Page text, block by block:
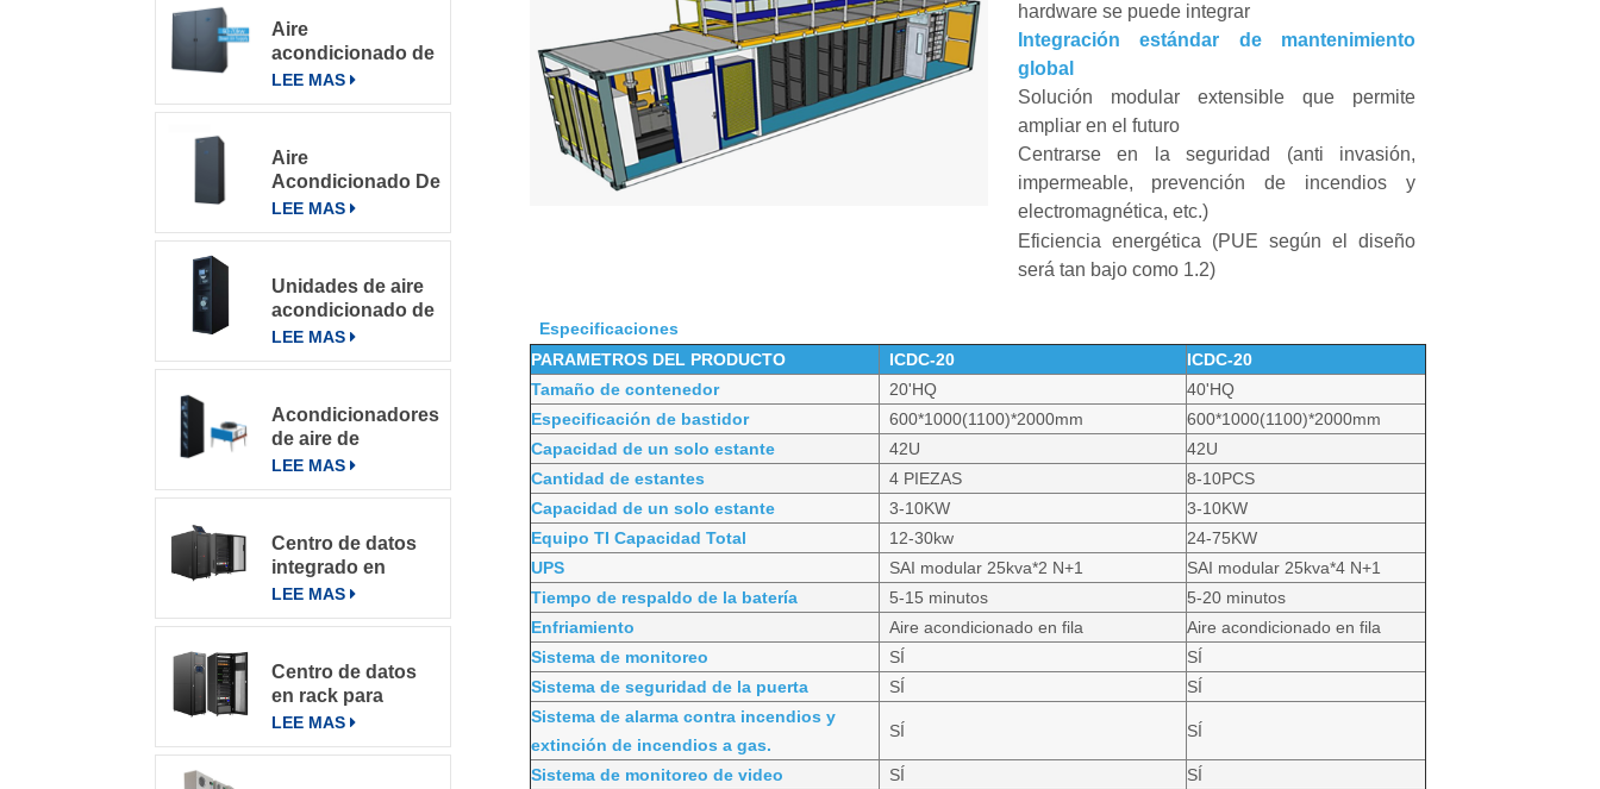
Aire
acondicionado de
precisión para
salas de
grandes
LEE MAS
Aire
Acondicionado De
Precisión Para
Salas De
LEE MAS
Unidades de aire
acondicionado de
precisión con
refrigeración por
LEE MAS
Acondicionadores
de aire de
precisión en fila
de la serie
centros de datos
con sistema de
control inteligente
LEE MAS
Centro de datos
integrado en
microbastidores
LEE MAS
Centro de datos
en rack para
varios entornos
LEE MAS
hardware se puede integrar
Integración estándar de mantenimiento
global
Solución modular extensible que permite
ampliar en el futuro
Centrarse en la seguridad (anti invasión,
impermeable, prevención de incendios y
electromagnética, etc.)
Eficiencia energética (PUE según el diseño
será tan bajo como 1.2)
Especificaciones
PARAMETROS DEL PRODUCTO
ICDC-20
ICDC-20
Tamaño de contenedor
20'HQ
40'HQ
Especificación de bastidor
600*1000(1100)*2000mm
600*1000(1100)*2000mm
Capacidad de un solo estante
42U
42U
Cantidad de estantes
4 PIEZAS
8-10PCS
Capacidad de un solo estante
3-10KW
3-10KW
Equipo TI Capacidad Total
12-30kw
24-75KW
UPS
SAI modular 25kva*2 N+1
SAI modular 25kva*4 N+1
Tiempo de respaldo de la batería
5-15 minutos
5-20 minutos
Enfriamiento
Aire acondicionado en fila
Aire acondicionado en fila
Sistema de monitoreo
SÍ
SÍ
Sistema de seguridad de la puerta
SÍ
SÍ
Sistema de alarma contra incendios y
extinción de incendios a gas.
SÍ SÍ
Sistema de monitoreo de video SÍ
SÍ